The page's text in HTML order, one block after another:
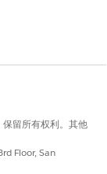
留所有权利。其他
Floor, San